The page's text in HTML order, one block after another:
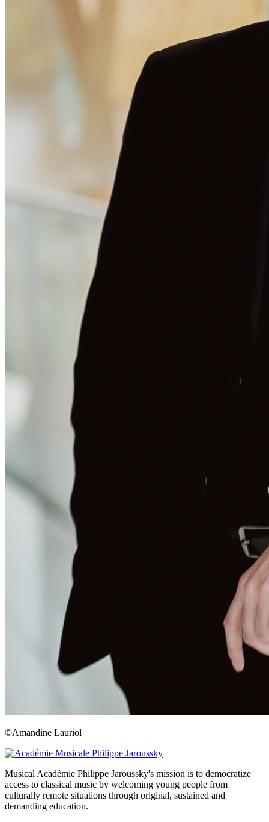
©Amandine Lauriol
Musical Académie Philippe Jaroussky's mission is to democratize
access to classical music by welcoming young people from
culturally remote situations through original, sustained and
demanding education.